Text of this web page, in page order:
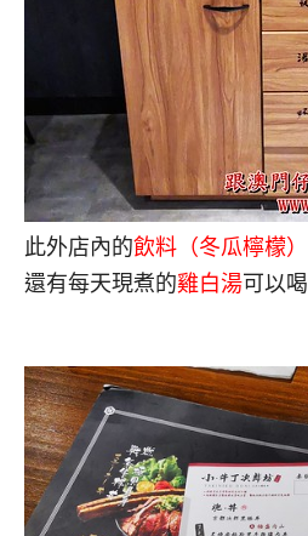
此外店內的飲料（冬瓜檸檬）
還有每天現煮的雞白湯可以喝